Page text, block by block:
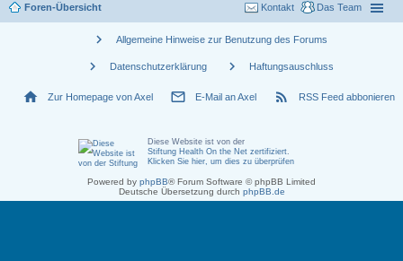
Foren-Übersicht Das Team
Kontakt
chevron_right Allgemeine Hinweise zur Benutzung des Forums
chevron_right Datenschutzerklärung chevron_right Haftungsauschluss
home Zur Homepage von Axel mail_outline E-Mail an Axel rss_feed RSS Feed abbonieren
Diese Website ist von der
Stiftung Health On the Net zertifiziert
Klicken Sie hier, um dies zu überprüfen
Powered by phpBB® Forum Software © phpBB Limited
Deutsche Übersetzung durch phpBB.de